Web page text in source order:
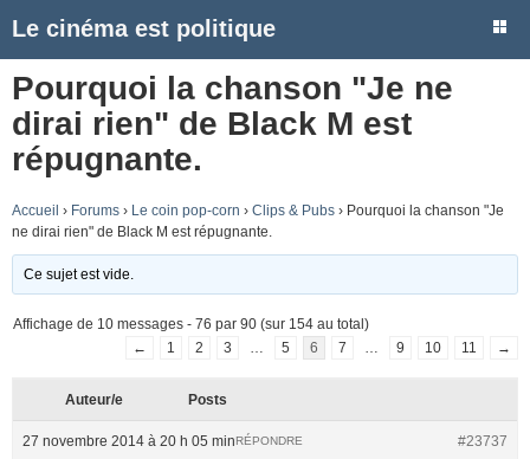
Le cinéma est politique
Pourquoi la chanson "Je ne
dirai rien" de Black M est
répugnante.
Accueil › Forums › Le coin pop-corn › Clips & Pubs › Pourquoi la chanson "Je
ne dirai rien" de Black M est répugnante.
Ce sujet est vide.
Affichage de 10 messages - 76 par 90 (sur 154 au total)
←
1 2 3 5 6 7 9 10 11 →
Auteur/e Posts
27 novembre 2014 à 20 h 05 min #23737
RÉPONDRE